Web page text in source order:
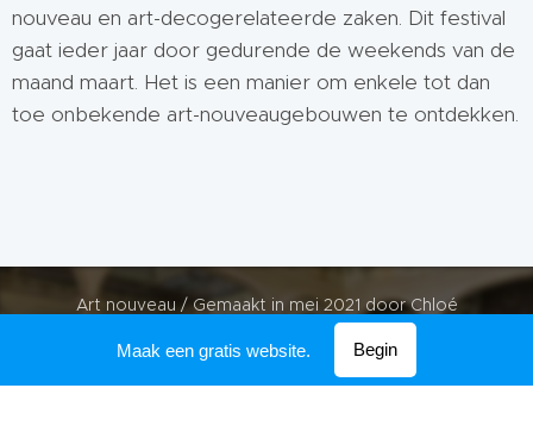
nouveau en art-decogerelateerde zaken. Dit festival
gaat ieder jaar door gedurende de weekends van de
maand maart. Het is een manier om enkele tot dan
toe onbekende art-nouveaugebouwen te ontdekken.
Art nouveau / Gemaakt in mei 2021 door Chloé
Mogelijk gemaakt door
Webnode
Maak een gratis website. Begin